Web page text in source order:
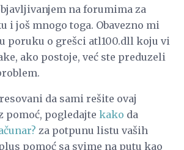
na forumima za
i još mnogo toga. Obavezno mi
poruku o grešci atl100.dll koju vi
ako postoje, već ste preduzeli
da sami rešite ovaj
pomoć, pogledajte kako da
za potpunu listu vaših
pomoć sa svime na putu kao